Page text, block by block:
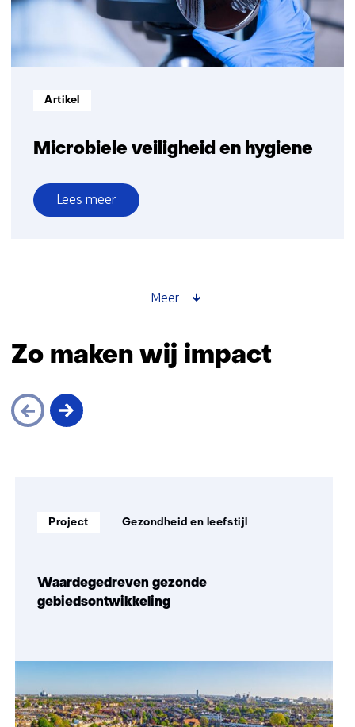
Microbiele veiligheid en hygiene
Informatietype:
Artikel
Lees meer
over
Meer
Zo maken wij impact
(Zo
impact)
Waardegedreven gezonde
gebiedsontwikkeling
Soort
Project
Thema: Gezondheid en leefstijl